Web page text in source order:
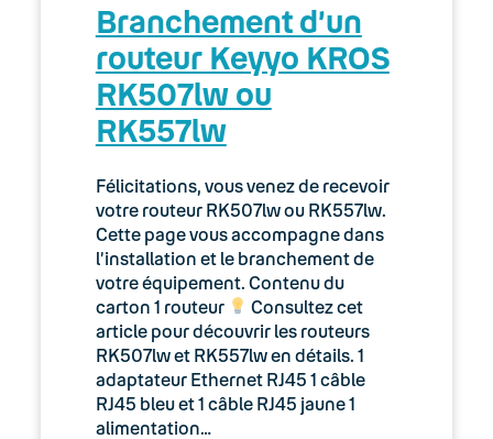
Branchement d’un
routeur Keyyo KROS
RK507lw ou
RK557lw
Félicitations, vous venez de recevoir
votre routeur RK507lw ou RK557lw.
Cette page vous accompagne dans
l’installation et le branchement de
votre équipement. Contenu du
carton 1 routeur
Consultez cet
article pour découvrir les routeurs
RK507lw et RK557lw en détails. 1
adaptateur Ethernet RJ45 1 câble
RJ45 bleu et 1 câble RJ45 jaune 1
alimentation…